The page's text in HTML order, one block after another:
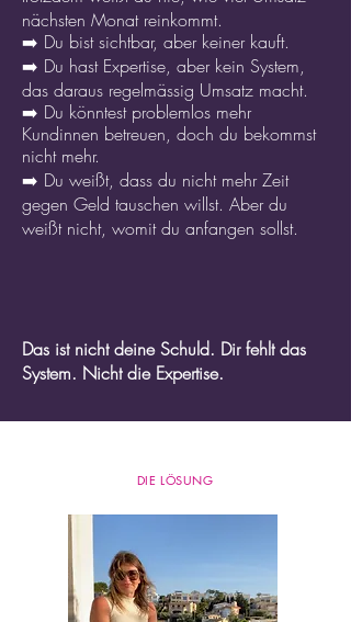
nächsten Monat reinkommt.
➡️ Du bist sichtbar, aber keiner kauft.
➡️ Du hast Expertise, aber kein System,
das daraus regelmässig Umsatz macht.
➡️ Du könntest problemlos mehr
Kundinnen betreuen, doch du bekommst
nicht mehr.
➡️ Du weißt, dass du nicht mehr Zeit
gegen Geld tauschen willst. Aber du
weißt nicht, womit du anfangen sollst.
Das ist nicht deine Schuld. Dir fehlt das
System. Nicht die Expertise.
DIE LÖSUNG